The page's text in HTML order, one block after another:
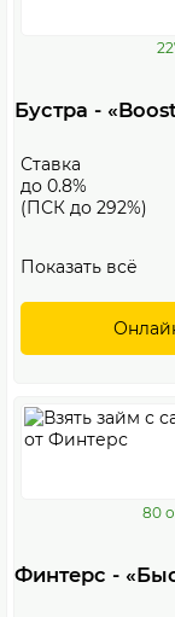
Бустра -
Ставка
до 0.8%
(ПСК до 292%)
Показать всё
80
Финтерс -